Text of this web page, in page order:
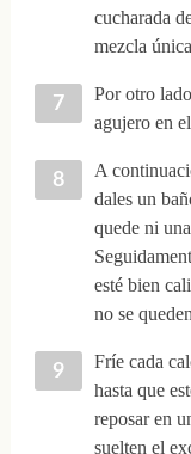
cucharada
mezcla
Por otro
agujero en
A
dales un
quede ni
esté bien
no se
Fríe cada
hasta que
reposar en
suelten el